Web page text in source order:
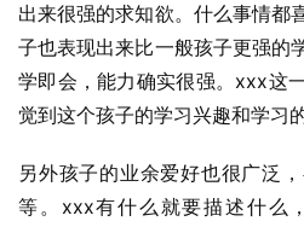
出来很强的求知欲。什么事情都
子也表现出来比一般孩子更强的
学即会，能力确实很强。xxx这
觉到这个孩子的学习兴趣和学习
另外孩子的业余爱好也很广泛
等。xxx有什么就要描述什么